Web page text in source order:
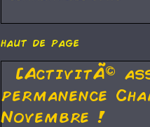
haut de page
[ActivitÃ©
permanence
Novembre !